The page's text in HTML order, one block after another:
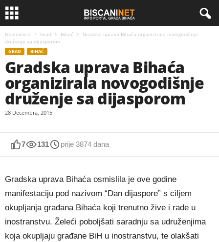
Naslovnica Grad Bihać
Gradska uprava Bihaća organizirala novogodišnje
druženje sa dijasporom
GRAD BIHAĆ
Gradska uprava Bihaća
organizirala novogodišnje
druženje sa dijasporom
28 Decembra, 2015
7 131 prije 3874 dana
Gradska uprava Bihaća osmislila je ove godine
manifestaciju pod nazivom “Dan dijaspore” s ciljem
okupljanja građana Bihaća koji trenutno žive i rade u
inostranstvu. Želeći poboljšati saradnju sa udruženjima
koja okupljaju građane BiH u inostranstvu, te olakšati